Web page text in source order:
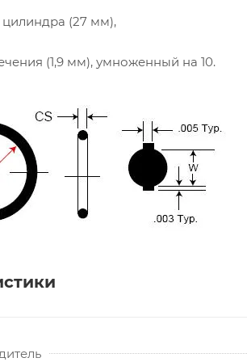
(27 мм),
(1,9 мм), умноженный на 10.